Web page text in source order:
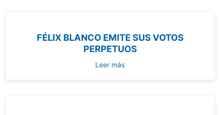
FÉLIX BLANCO EMITE SUS VOTOS
PERPETUOS
Leer más